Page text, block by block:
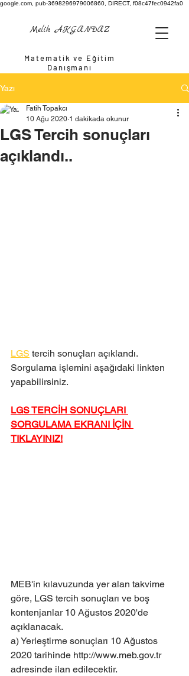
google.com, pub-3698296979006860, DIRECT, f08c47fec0942fa0
Melih AKGÜNDÜZ
Matematik ve Eğitim
Danışmanı
Yazı
LGS Tercih sonuçları
açıklandı..
Fatih Topakcı
10 Ağu 2020 1 dakikada okunur
LGS tercih sonuçları açıklandı.
Sorgulama işlemini aşağıdaki linkten
yapabilirsiniz.
LGS TERCİH SONUÇLARI
SORGULAMA EKRANI İÇİN
TIKLAYINIZ!
MEB'in kılavuzunda yer alan takvime
göre, LGS tercih sonuçları ve boş
kontenjanlar 10 Ağustos 2020'de
açıklanacak.
a) Yerleştirme sonuçları 10 Ağustos
2020 tarihinde http://www.meb.gov.tr
adresinde ilan edilecektir.